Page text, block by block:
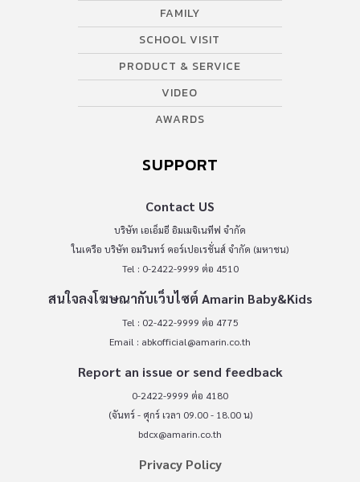
FAMILY
SCHOOL VISIT
PRODUCT & SERVICE
VIDEO
AWARDS
SUPPORT
Contact US
บริษัท เอเอ็มอี อิมเมจิเนทีฟ จำกัด
ในเครือ บริษัท อมรินทร์ คอร์เปอเรชั่นส์ จำกัด (มหาชน)
Tel : 0-2422-9999 ต่อ 4510
สนใจลงโฆษณากับเว็บไซต์ Amarin Baby&Kids
Tel : 02-422-9999 ต่อ 4775
Email : abkofficial@amarin.co.th
Report an issue or send feedback
0-2422-9999 ต่อ 4180
(จันทร์ - ศุกร์ เวลา 09.00 - 18.00 น)
bdcx@amarin.co.th
Privacy Policy